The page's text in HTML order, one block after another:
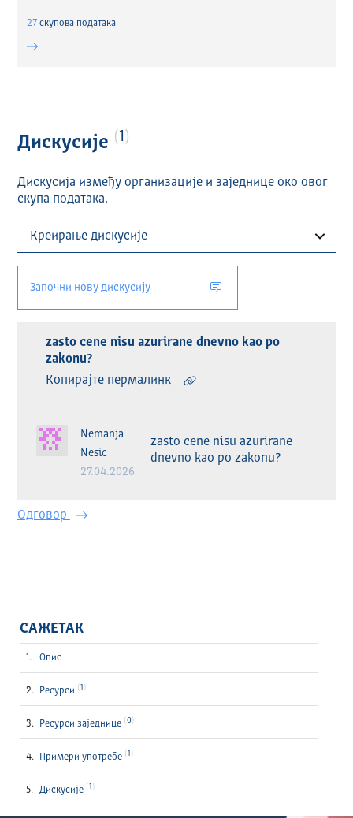
27скуповa података
Дискусије 1
Дискусија између организације и заједнице око овог
скупа података.
Започни нову дискусију
zasto cene nisu azurirane dnevno kao po
zakonu?
Копирајте пермалинк
Nemanja
Nesic
27.04.2026
zasto cene nisu azurirane
dnevno kao po zakonu?
Одговор
САЖЕТАК
Опис
Ресурси 1
Ресурси заједнице 0
Примери употребе 1
Дискусије 1